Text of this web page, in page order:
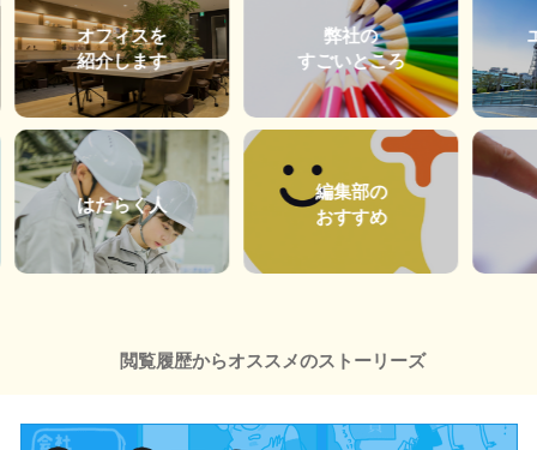
オフィスを
紹介します
はたらく人
弊社の
すごいところ
編集部の
おすすめ
閲覧履歴からオススメのストーリーズ